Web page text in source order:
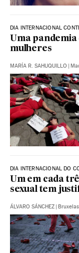
DIA INTERNACIONAL
Uma
mulheres
MARÍA R. SAHUQUILLO |
DIA INTERNACIONAL DO
Um em cada
sexual tem
ÁLVARO SÁNCHEZ | Bruxelas